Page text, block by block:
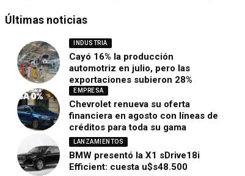
Últimas noticias
INDUSTRIA
Cayó 16% la producción
automotriz en julio, pero las
exportaciones subieron 28%
EMPRESA
Chevrolet renueva su oferta
financiera en agosto con líneas de
créditos para toda su gama
LANZAMIENTOS
BMW presentó la X1 sDrive18i
Efficient: cuesta u$s48.500